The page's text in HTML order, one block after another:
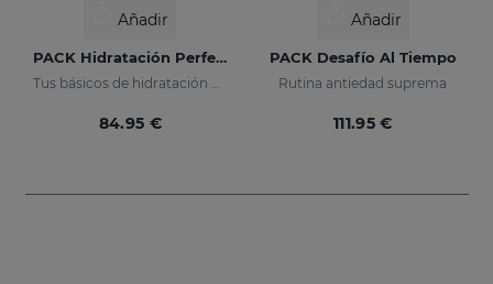
Añadir
PACK Hidratación Perfecta
Tus básicos de hidratación en un pack
84.95 €
Añadir
PACK Desafío Al Tiempo
Rutina antiedad suprema
111.95 €